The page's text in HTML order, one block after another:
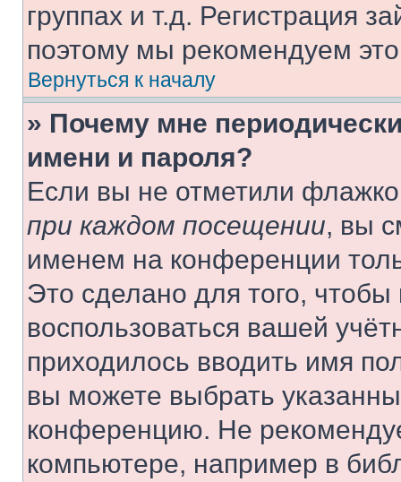
группах и т.д. Регистрация
поэтому мы рекомендуем
Вернуться к началу
» Почему мне
имени и пароля?
Если вы не отметили
при каждом посещении, вы
именем на конференции
Это сделано для того, чтобы
воспользоваться вашей
приходилось вводить имя
вы можете выбрать
конференцию. Не
компьютере, например в